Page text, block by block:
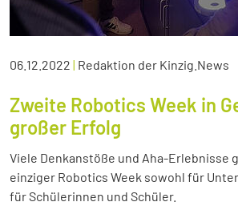
06.12.2022 | Redaktion der Kinzig.News
Zweite Robotics Week in
großer Erfolg
Viele Denkanstöße und Aha-Erlebnisse
einziger Robotics Week sowohl für
für Schülerinnen und Schüler.